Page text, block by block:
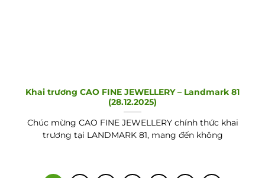
Khai trương CAO FINE JEWELLERY – Landmark 81
(28.12.2025)
Chúc mừng CAO FINE JEWELLERY chính thức khai
trương tại LANDMARK 81, mang đến không